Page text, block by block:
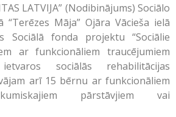
LATVIJA” (Nodibinājums) Sociālo
“Terēzes Māja” Ojāra Vācieša ielā
Sociālā fonda projektu “Sociālie
ar funkcionāliem traucējumiem
ietvaros sociālās rehabilitācijas
arī 15 bērnu ar funkcionāliem
pārstāvjiem vai